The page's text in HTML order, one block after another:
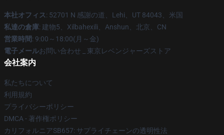
本社オフィス: 52701 N 感謝の道、Lehi、UT 84043、米国
私達の倉庫: 建物5、Xilbahexili、Anshun、北京、CN
営業時間: 9:00～18:00(月～金)
電子メールお問い合わせ _ 東京レベンジャーズストア
会社案内
私たちについて
利用規約
プライバシーポリシー
DMCA - 著作権ポリシー
カリフォルニアSB657: サプライチェーンの透明性法